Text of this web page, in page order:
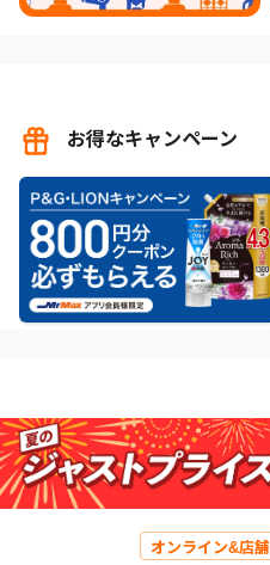
お得なキャンペーン
オンライン&店舗